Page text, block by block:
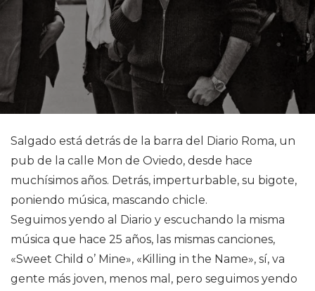
Salgado está detrás de la barra del Diario Roma, un
pub de la calle Mon de Oviedo, desde hace
muchísimos años. Detrás, imperturbable, su bigote,
poniendo música, mascando chicle.
Seguimos yendo al Diario y escuchando la misma
música que hace 25 años, las mismas canciones,
«Sweet Child o’ Mine», «Killing in the Name», sí, va
gente más joven, menos mal, pero seguimos yendo